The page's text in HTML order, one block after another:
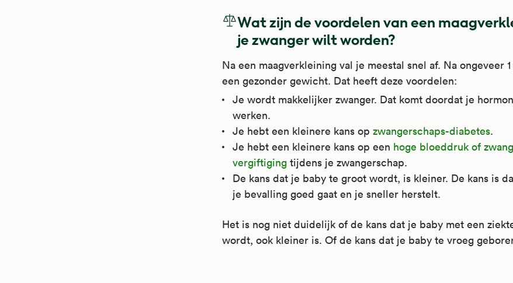
Wat zijn de voordelen van een
je zwanger wilt worden?
Na een maagverkleining val je meestal snel af. Na ongeveer
een gezonder gewicht. Dat heeft deze voordelen:
Je wordt makkelijker zwanger. Dat komt doordat je
werken.
Je hebt een kleinere kans op zwangerschaps-diabetes.
Je hebt een kleinere kans op een hoge bloeddruk of
vergiftiging tijdens je zwangerschap.
De kans dat je baby te groot wordt, is kleiner. De kans is
je bevalling goed gaat en je sneller herstelt.
Het is nog niet duidelijk of de kans dat je baby met een
wordt, ook kleiner is. Of de kans dat je baby te vroeg